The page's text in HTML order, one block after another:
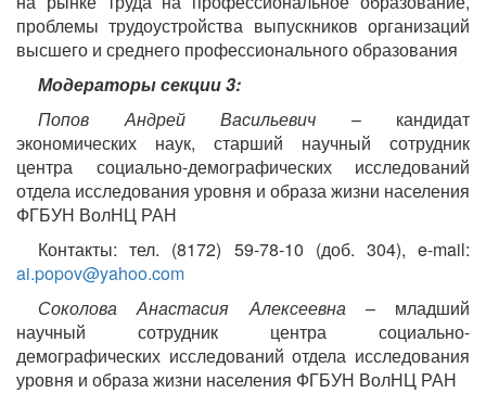
проблемы трудоустройства выпускников организаций
высшего и среднего профессионального образования
Модераторы секции 3:
Попов Андрей Васильевич – кандидат
экономических наук, старший научный сотрудник
центра социально-демографических исследований
отдела исследования уровня и образа жизни населения
ФГБУН ВолНЦ РАН
Контакты: тел. (8172) 59-78-10 (доб. 304), e-mail:
ai.popov@yahoo.com
Соколова Анастасия Алексеевна– младший
научный сотрудник центра социально-
демографических исследований отдела исследования
уровня и образа жизни населения ФГБУН ВолНЦ РАН